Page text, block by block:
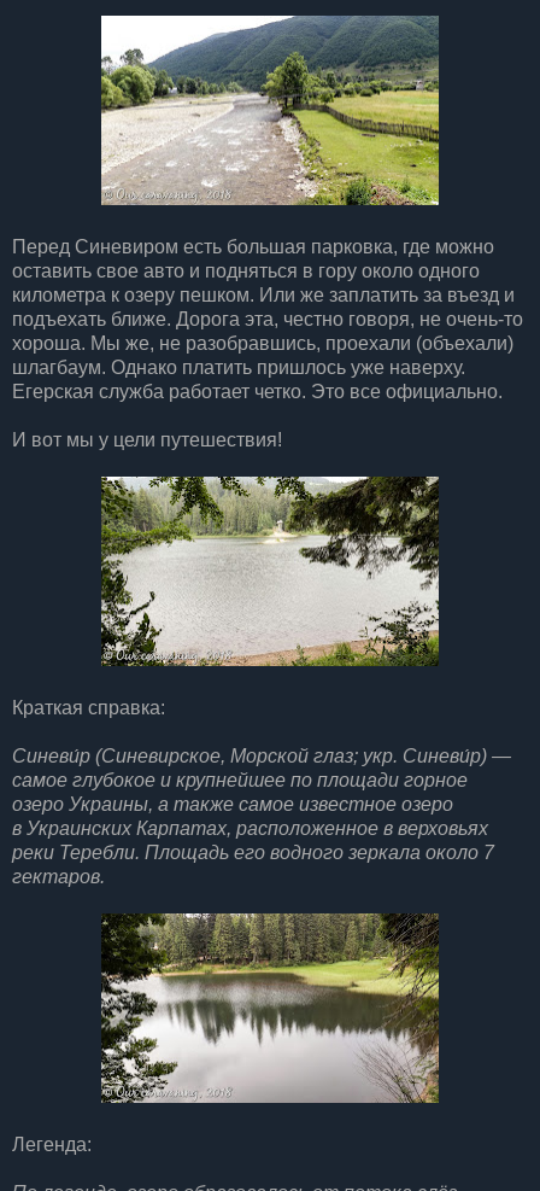
Перед Синевиром есть большая парковка, где можно
оставить свое авто и подняться в гору около одного
километра к озеру пешком. Или же заплатить за въезд и
подъехать ближе. Дорога эта, честно говоря, не очень-то
хороша. Мы же, не разобравшись, проехали (объехали)
шлагбаум. Однако платить пришлось уже наверху.
Егерская служба работает четко. Это все официально.
И вот мы у цели путешествия!
Краткая справка:
Синеви́р (Синевирское, Морской глаз; укр. Синеви́р) —
самое глубокое и крупнейшее по площади горное
озеро Украины, а также самое известное озеро
в Украинских Карпатах, расположенное в верховьях
реки Теребли. Площадь его водного зеркала около 7
гектаров.
Легенда: